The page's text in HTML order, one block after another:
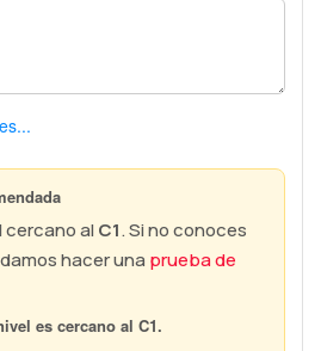
cercano al C1. Si no conoces
hacer una prueba de
es cercano al C1.